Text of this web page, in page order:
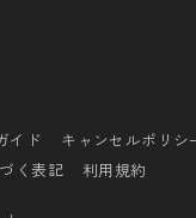
イド
キャンセルポリシ
く表記 利用規約